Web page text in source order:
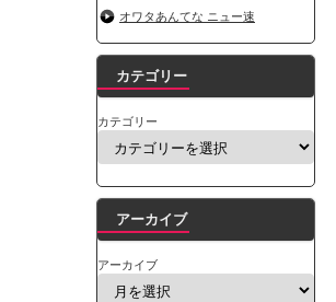
オワタあんてな ニュー速
カテゴリー
カテゴリー
アーカイブ
アーカイブ